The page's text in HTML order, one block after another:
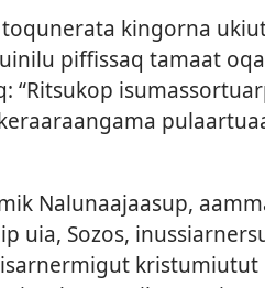
kingor­na
pif­fis­saq tamaat
“Ritsukop
Nalunaajaasup,
uia, Sozos,